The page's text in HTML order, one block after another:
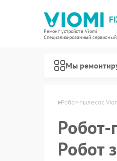
Ремонт устройств Viomi
Специализированный cервисный
Мы
Робот-пылесос
Робот